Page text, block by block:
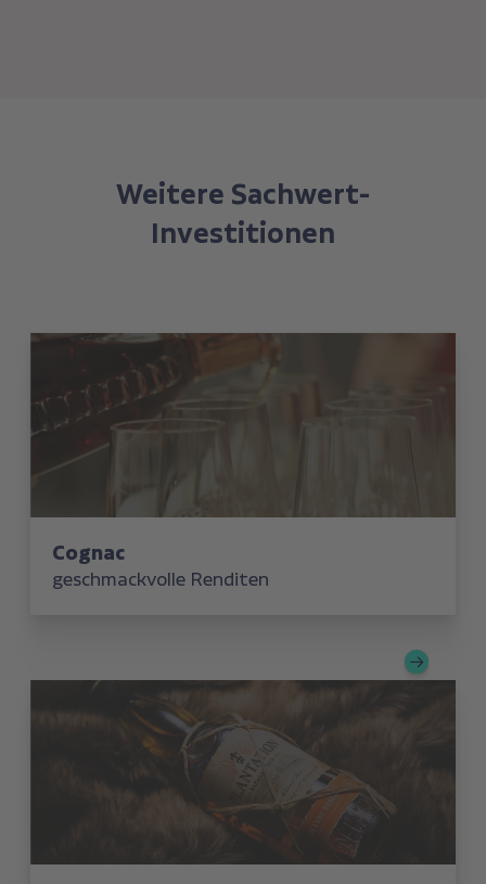
Weitere Sachwert-
Investitionen
Cognac
geschmackvolle Renditen